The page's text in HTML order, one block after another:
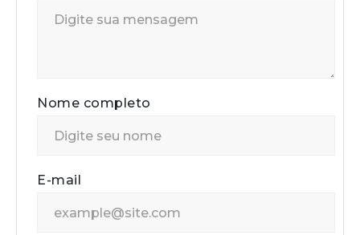
Nome completo
E-mail